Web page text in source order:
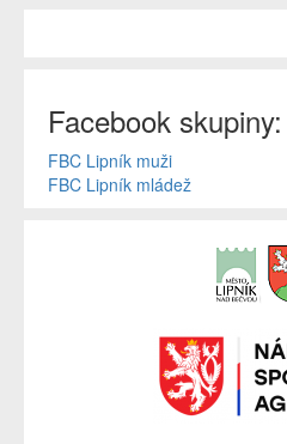
Facebook skupiny:
FBC Lipník muži
FBC Lipník mládež